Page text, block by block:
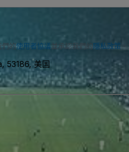
們的使用者協議並承認我們的 隱私政策
53186, 美国